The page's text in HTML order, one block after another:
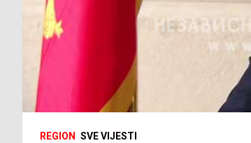
REGION SVE VIJESTI